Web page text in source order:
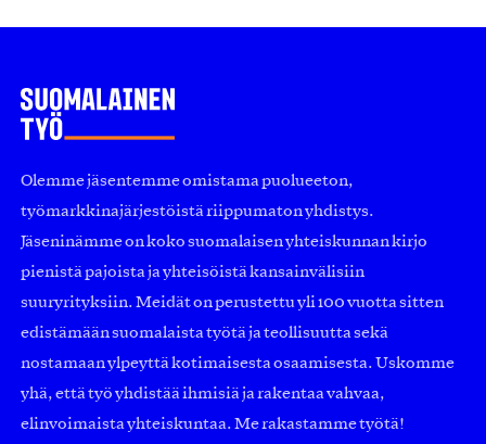
Olemme jäsentemme omistama puolueeton,
työmarkkinajärjestöistä riippumaton yhdistys.
Jäseninämme on koko suomalaisen yhteiskunnan kirjo
pienistä pajoista ja yhteisöistä kansainvälisiin
suuryrityksiin. Meidät on perustettu yli 100 vuotta sitten
edistämään suomalaista työtä ja teollisuutta sekä
nostamaan ylpeyttä kotimaisesta osaamisesta. Uskomme
yhä, että työ yhdistää ihmisiä ja rakentaa vahvaa,
elinvoimaista yhteiskuntaa. Me rakastamme työtä!